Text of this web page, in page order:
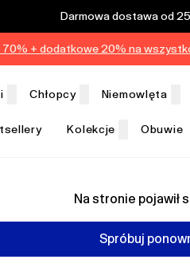
Darmowa dostawa od
70% + dodatkowe 20% na
Chłopcy Niemowlęta
Kolekcje Obuwie
Na stronie pojawił
Spróbuj